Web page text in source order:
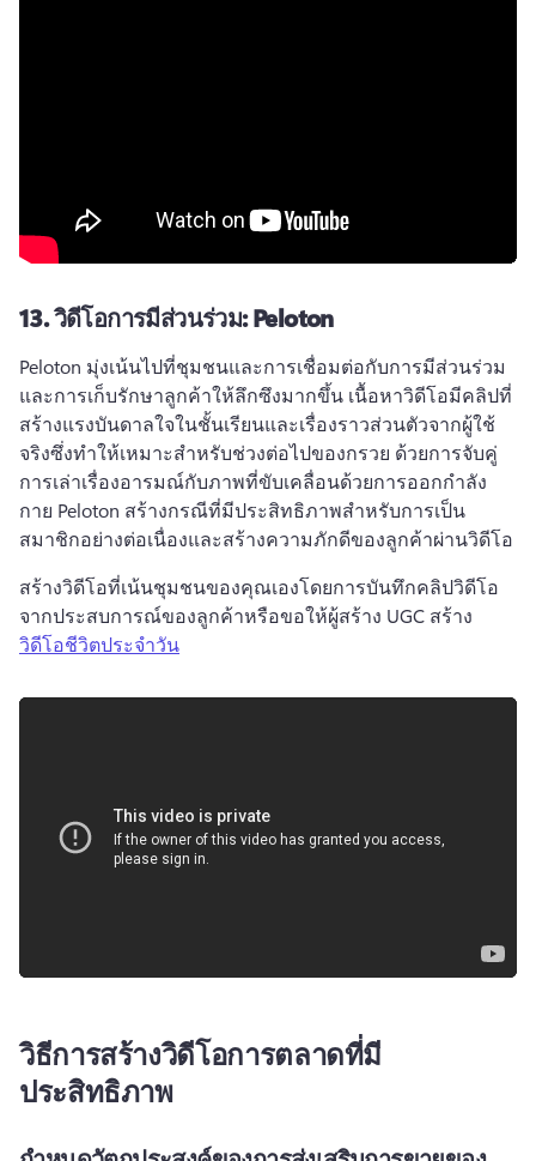
13.วิดีโอการมีส่วนร่วม: Peloton
Peloton มุ่งเน้นไปที่ชุมชนและการเชื่อมต่อกับการมีส่วนร่วม
และการเก็บรักษาลูกค้าให้ลึกซึงมากขึ้น เนื้อหาวิดีโอมีคลิปที่
สร้างแรงบันดาลใจในชั้นเรียนและเรื่องราวส่วนตัวจากผู้ใช้
จริงซึ่งทําให้เหมาะสําหรับช่วงต่อไปของกรวย ด้วยการจับคู่
การเล่าเรื่องอารมณ์กับภาพที่ขับเคลื่อนด้วยการออกกําลัง
กาย Peloton สร้างกรณีที่มีประสิทธิภาพสําหรับการเป็น
สร้างวิดีโอที่เน้นชุมชนของคุณเองโดยการบันทึกคลิปวิดีโอ
จากประสบการณ์ของลูกค้าหรือขอให้ผู้สร้าง UGC สร้าง
วิดีโอชีวิตประจําวัน
วิธีการสร้างวิดีโอการตลาดที่มี
ประสิทธิภาพ